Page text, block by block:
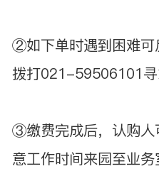
②如下单时遇到困难可
拨打021-59506101寻
③缴费完成后，认购人
意工作时间来园至业